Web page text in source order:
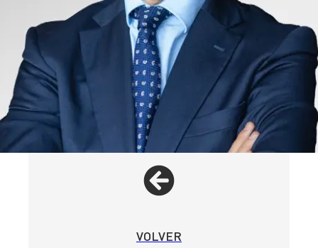
VOLVER